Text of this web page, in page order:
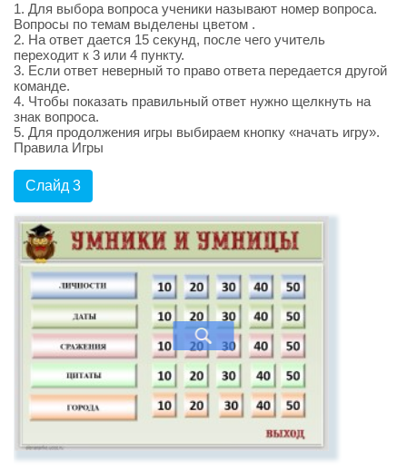
1. Для выбора вопроса ученики называют номер вопроса.
Вопросы по темам выделены цветом .
2. На ответ дается 15 секунд, после чего учитель
переходит к 3 или 4 пункту.
3. Если ответ неверный то право ответа передается другой
команде.
4. Чтобы показать правильный ответ нужно щелкнуть на
знак вопроса.
5. Для продолжения игры выбираем кнопку «начать игру».
Правила Игры
Слайд 3